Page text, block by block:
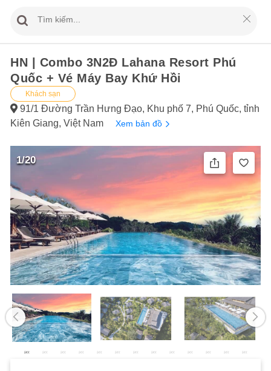
HN | Combo 3N2Đ Lahana Resort Phú
Quốc + Vé Máy Bay Khứ Hồi
Khách sạn
91/1 Đường Trần Hưng Đạo, Khu phố 7, Phú Quốc, tỉnh
Kiên Giang, Việt Nam
Xem bản đồ
1/20